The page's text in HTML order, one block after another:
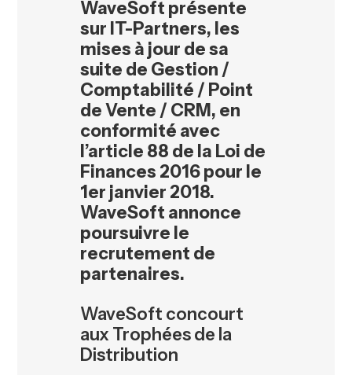
WaveSoft présente
sur IT-Partners, les
mises à jour de sa
suite de Gestion /
Comptabilité / Point
de Vente / CRM, en
conformité avec
l’article 88 de la Loi de
Finances 2016 pour le
1er janvier 2018.
WaveSoft annonce
poursuivre le
recrutement de
partenaires.
WaveSoft concourt
aux Trophées de la
Distribution